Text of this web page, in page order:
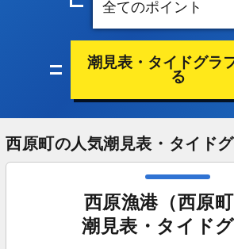
潮見表・タイドグラ
る
西原町の人気潮見表・タイド
西原漁港（西原
潮見表・タイド